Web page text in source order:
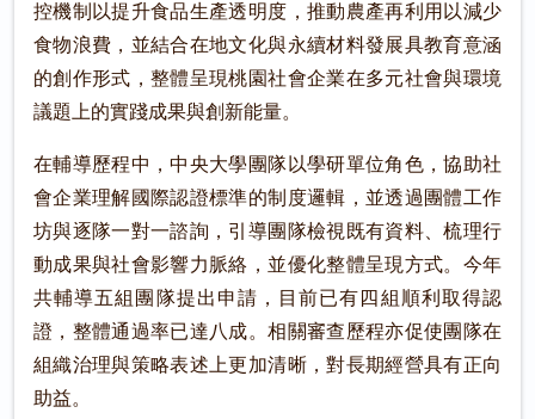
控機制以提升食品生產透明度，推動農產再利用以減少
食物浪費，並結合在地文化與永續材料發展具教育意涵
的創作形式，整體呈現桃園社會企業在多元社會與環境
議題上的實踐成果與創新能量。
在輔導歷程中，中央大學團隊以學研單位角色，協助社
會企業理解國際認證標準的制度邏輯，並透過團體工作
坊與逐隊一對一諮詢，引導團隊檢視既有資料、梳理行
動成果與社會影響力脈絡，並優化整體呈現方式。今年
共輔導五組團隊提出申請，目前已有四組順利取得認
證，整體通過率已達八成。相關審查歷程亦促使團隊在
組織治理與策略表述上更加清晰，對長期經營具有正向
助益。